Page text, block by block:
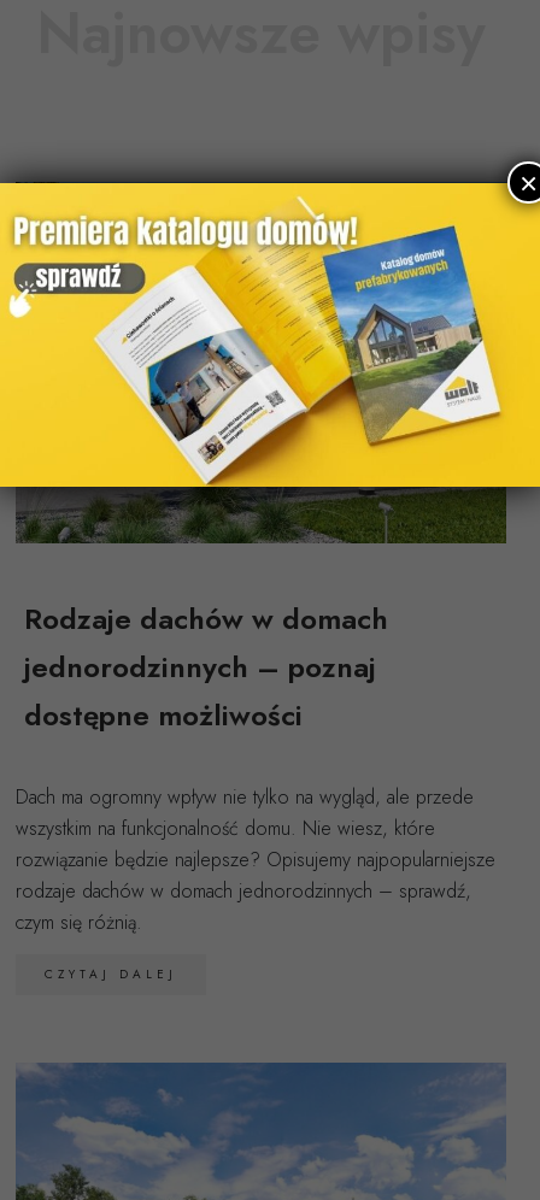
Rodzaje dachów w domach
jednorodzinnych – poznaj
dostępne możliwości
Dach ma ogromny wpływ nie tylko na wygląd, ale przede
wszystkim na funkcjonalność domu. Nie wiesz, które
rozwiązanie będzie najlepsze? Opisujemy najpopularniejsze
rodzaje dachów w domach jednorodzinnych – sprawdź,
czym się różnią.
CZYTAJ DALEJ
×